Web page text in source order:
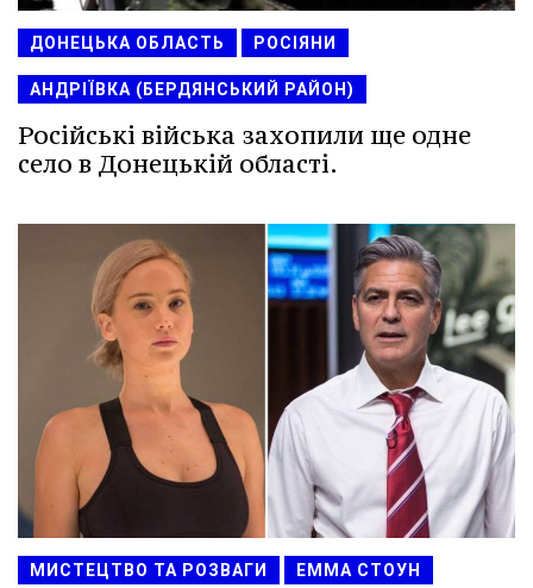
ДОНЕЦЬКА ОБЛАСТЬ РОСІЯНИ
АНДРІЇВКА (БЕРДЯНСЬКИЙ РАЙОН)
Російські війська захопили ще одне
село в Донецькій області.
МИСТЕЦТВО ТА РОЗВАГИ ЕММА СТОУН